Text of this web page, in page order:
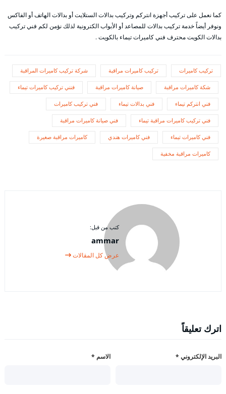
كما نعمل على تركيب أجهزة انتركم وتركيب بدالات الستلايت أو بدالات الهاتف أو الفاكس
ونوفر أيضاً خدمة تركيب بدالات للمصاعد أو الأبواب الكترونية لذلك نؤمن لكم فني تركيب
بدالات الكويت محترف فني كاميرات تيماء بالكويت .
تركيب كاميرات تركيب كاميرات مراقبة شركة تركيب كاميرات المراقبة
شكة كاميرات مراقبة صيانة كاميرات مراقبة فنني تركيب كاميرات تيماء
فني انتركم تيماء فني بدالات تيماء فني تركيب كاميرات
فني تركيب كاميرات مراقبة تيماء فني صيانة كاميرات مراقبة
فني كاميرات تيماء فني كاميرات هندي كاميرات مراقبة صغيرة
كاميرات مراقبة مخفية
كتب من قبل:
ammar
عرض كل المقالات
اترك تعليقاً
الاسم * البريد الإلكتروني *